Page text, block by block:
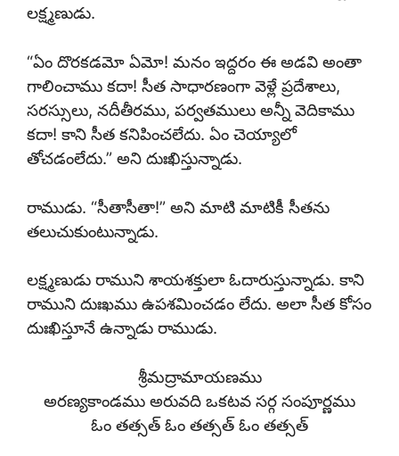
లక్ష్మణుడు.
“ఏం దొరకడమో ఏమో! మనం ఇద్దరం ఈ అడవి అంతా
గాలించాము కదా! సీత సాధారణంగా వెళ్లే ప్రదేశాలు,
సరస్సులు, నదీతీరము, పర్వతములు అన్నీ వెదికాము
కదా! కాని సీత కనిపించలేదు. ఏం చెయ్యాలో
తోచడంలేదు.” అని దుఃఖిస్తున్నాడు.
రాముడు. “సీతాసీతా!” అని మాటి మాటికీ సీతను
తలుచుకుంటున్నాడు.
లక్ష్మణుడు రాముని శాయశక్తులా ఓదారుస్తున్నాడు. కాని
రాముని దుఃఖము ఉపశమించడం లేదు. అలా సీత కోసం
దుఃఖిస్తూనే ఉన్నాడు రాముడు.
శ్రీమద్రామాయణము
అరణ్యకాండము అరువది ఒకటవ సర్గ సంపూర్ణము
ఓం తత్సత్ ఓం తత్సత్ ఓం తత్సత్